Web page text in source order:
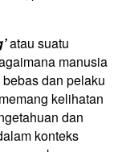
atau suatu
manusia
dan pelaku
kelihatan
dan
konteks